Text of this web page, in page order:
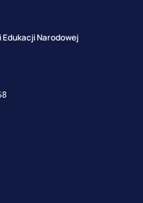
Narodowej